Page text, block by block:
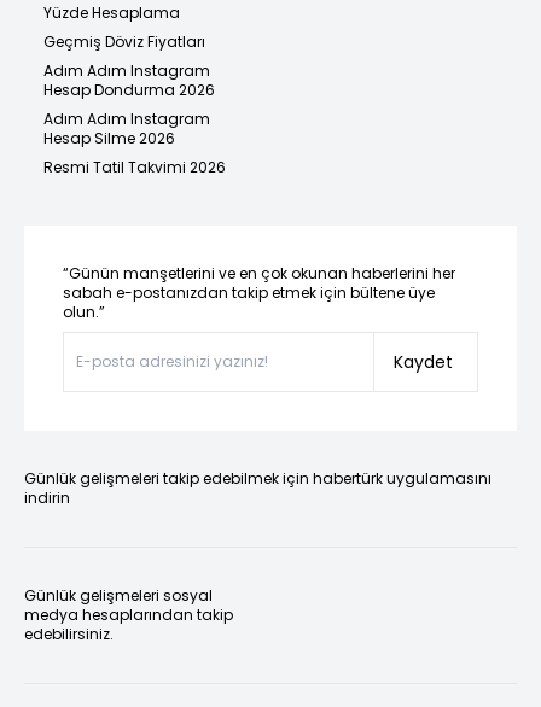
Yüzde Hesaplama
Geçmiş Döviz Fiyatları
Adım Adım Instagram
Hesap Dondurma 2026
Adım Adım Instagram
Hesap Silme 2026
Resmi Tatil Takvimi 2026
“Günün manşetlerini ve en çok okunan haberlerini her
sabah e-postanızdan takip etmek için bültene üye
olun.”
Kaydet
Günlük gelişmeleri takip edebilmek için habertürk uygulamasını
indirin
Günlük gelişmeleri sosyal
medya hesaplarından takip
edebilirsiniz.